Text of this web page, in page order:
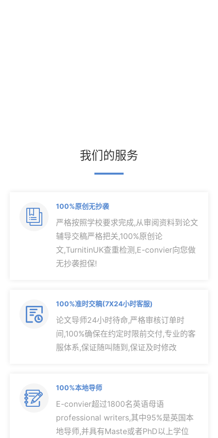
我们的服务

100%原创无抄袭
严格按照学校要求完成,从审阅资料到论文
辅导交稿严格把关,100%原创论
文,TurnitinUK查重检测,E-convier向您做
无抄袭担保!

100%准时交稿(7X24小时客服)
论文导师24小时待命,严格审核订单时
间,100%确保在约定时限前交付,专业的客
服体系,保证随叫随到,保证及时修改

100%本地导师
E-convier超过1800名英语母语
professional writers,其中95%是英国本
地导师,并具有Maste或者PhD以上学位